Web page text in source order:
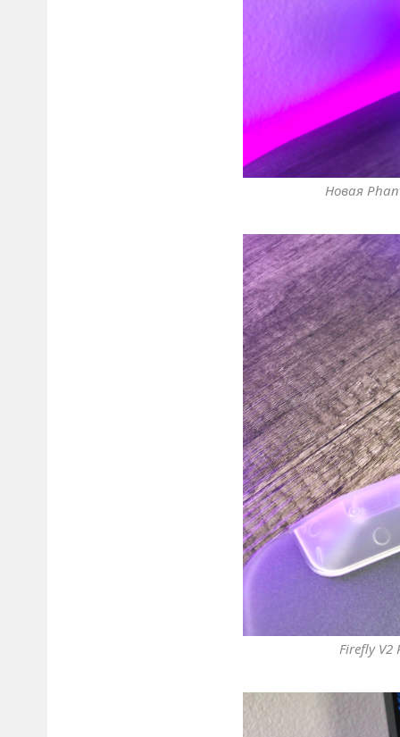
Новая
Firefly